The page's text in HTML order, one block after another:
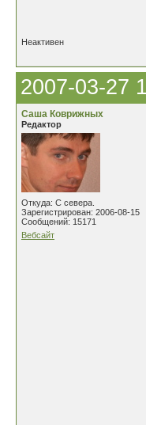
Неактивен
2007-03-27
Саша Коврижных
Редактор
Откуда: С севера.
Зарегистрирован: 2006-08-15
Сообщений: 15171
Вебсайт